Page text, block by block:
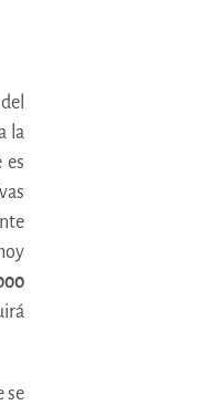
la
es
se